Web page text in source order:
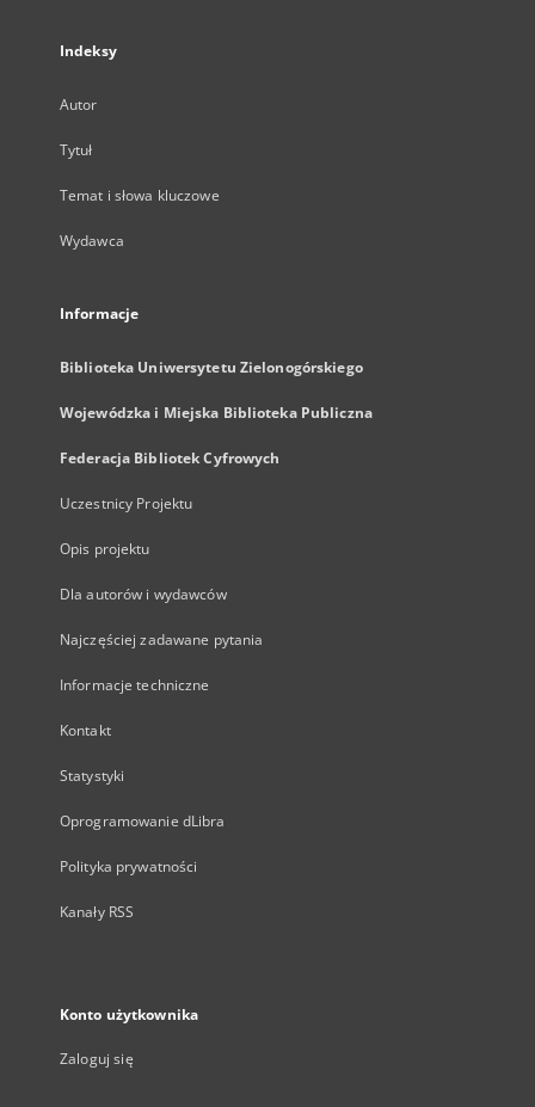
Indeksy
Autor
Tytuł
Temat i słowa kluczowe
Wydawca
Informacje
Biblioteka Uniwersytetu Zielonogórskiego
Wojewódzka i Miejska Biblioteka Publiczna
Federacja Bibliotek Cyfrowych
Uczestnicy Projektu
Opis projektu
Dla autorów i wydawców
Najczęściej zadawane pytania
Informacje techniczne
Kontakt
Statystyki
Oprogramowanie dLibra
Polityka prywatności
Kanały RSS
Konto użytkownika
Zaloguj się